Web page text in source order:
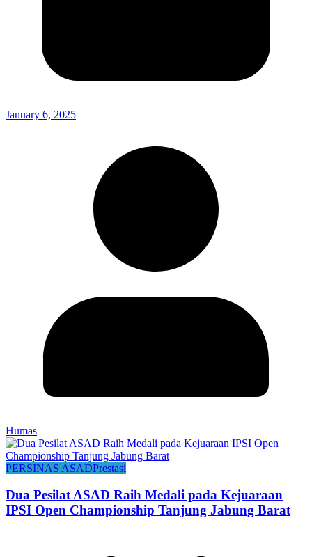
January 6, 2025
Humas
PERSINAS ASADPrestasi
Dua Pesilat ASAD Raih Medali pada Kejuaraan
IPSI Open Championship Tanjung Jabung Barat